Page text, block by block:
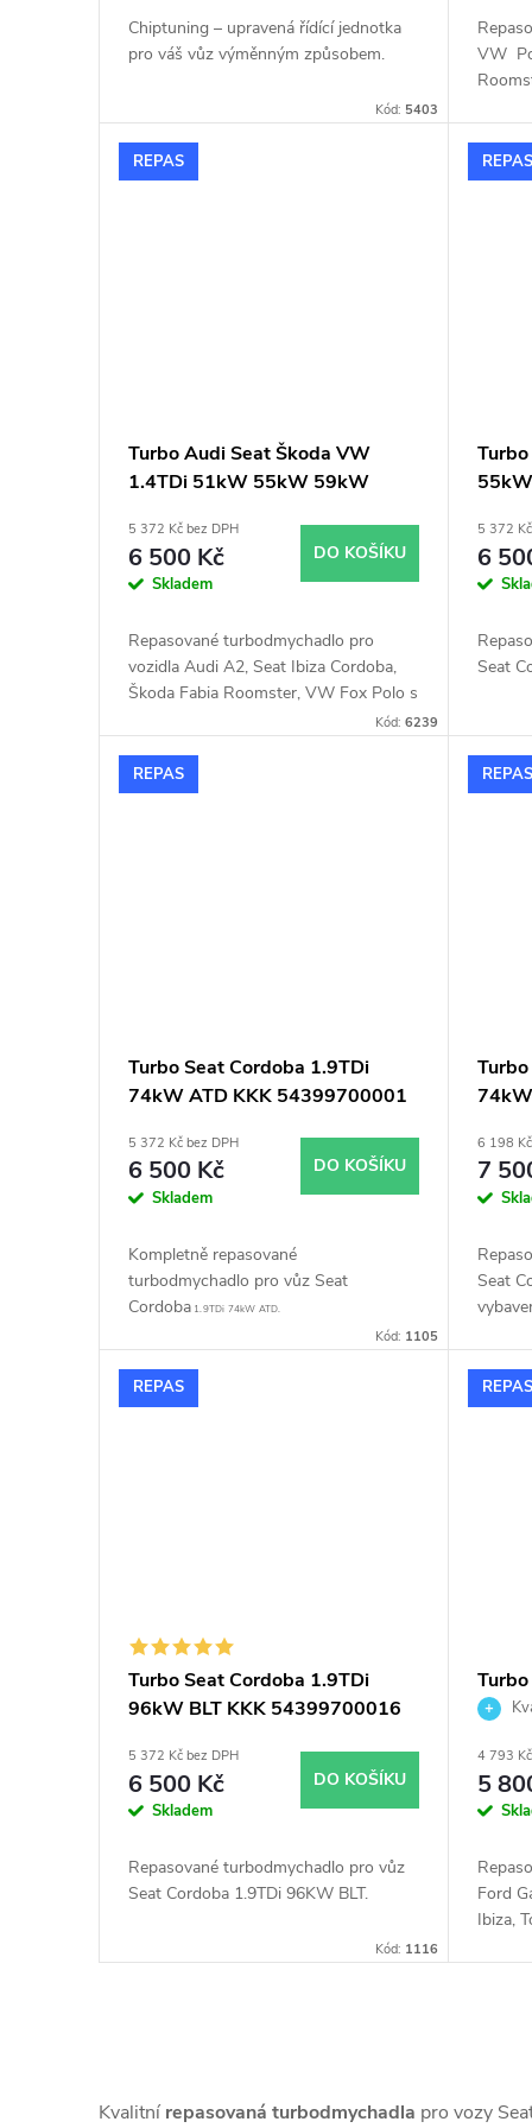
k
Chiptuning – upravená řídící jednotka
pro váš vůz výměnným způsobem.
Kód: 5403
VW
REPAS
Turbo Audi Seat Škoda VW
1.4TDi 51kW 55kW 59kW
5 372 Kč bez DPH
6 500 Kč
Skladem
DO KOŠÍKU
Repasované turbodmychadlo pro
vozidla Audi A2, Seat Ibiza Cordoba,
Škoda Fabia Roomster, VW Fox Polo s
Kód:6239
REPAS
5 372
6
Seat
REPAS
Turbo Seat Cordoba 1.9TDi
74kW ATD KKK 54399700001
5 372 Kč bez DPH
6 500 Kč
Skladem
DO KOŠÍKU
Kompletně repasované
turbodmychadlo pro vůz Seat
Cordoba 1.9TDi 74kW ATD.
Kód: 1105
REPAS
6 198
7
Seat
REPAS
Turbo Seat Cordoba 1.9TDi
96kW BLT KKK 54399700016
5 372 Kč bez DPH
6 500 Kč
Skladem
DO KOŠÍKU
Repasované turbodmychadlo pro vůz
Seat Cordoba 1.9TDi 96KW BLT.
Kód: 1116
REPAS
4 793
5
Ford
Ibiza,
v
Kvalitní repasovaná turbodmychadla pro vozy